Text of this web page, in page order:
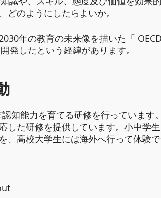
どのようにしたらよいか。
年の教育の未来像を描いた「
発したという経緯があります。
知能力を育てる研修を行っています
した研修を提供しています。小中学
、高校大学生には海外へ行って体験